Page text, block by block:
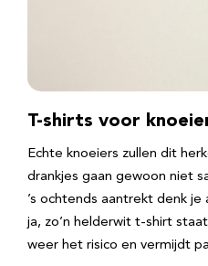
T-shirts voor
Echte knoeiers zullen dit
drankjes gaan gewoon niet
’s ochtends aantrekt denk
ja, zo’n helderwit t-shirt
weer het risico en vermijdt